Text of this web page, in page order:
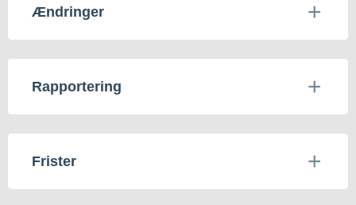
Ændringer
Rapportering
Frister